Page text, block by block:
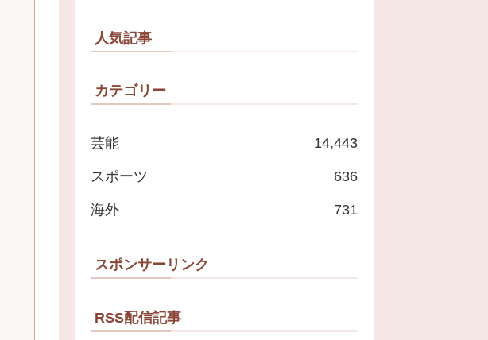
人気記事
カテゴリー
芸能 14,443
スポーツ 636
海外 731
スポンサーリンク
RSS配信記事